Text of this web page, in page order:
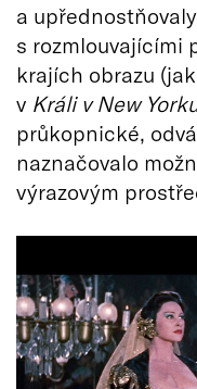
a
s rozmlouvajícími
krajích obrazu
v Králi v New
průkopnické,
naznačovalo
výrazovým